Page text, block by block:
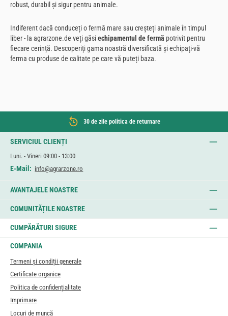
robust, durabil și sigur pentru animale.
Indiferent dacă conduceți o fermă mare sau creșteți animale în timpul
liber - la agrarzone.de veți găsiechipamentul de fermă potrivit pentru
fiecare cerință. Descoperiți gama noastră diversificată și echipați-vă
ferma cu produse de calitate pe care vă puteți baza.
30 de zile politica de returnare
SERVICIUL CLIENȚI
Luni. - Vineri 09:00 - 13:00
E-Mail: info@agrarzone.ro
AVANTAJELE NOASTRE
COMUNITĂȚILE NOASTRE
CUMPĂRĂTURI SIGURE
COMPANIA
Termeni și condiții generale
Certificate organice
Politica de confidențialitate
Imprimare
Locuri de muncă